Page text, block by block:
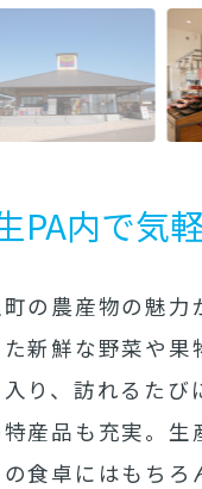
PA内で気
の農産物の魅力
新鮮な野菜や
り、訪れるたび
産品も充実。生
食卓にはもちろ